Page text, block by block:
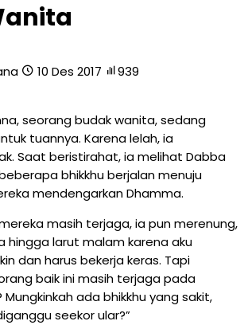
10 Des 2017 939
seorang budak wanita, sedang
tuannya. Karena lelah, ia
Saat beristirahat, ia melihat Dabba
bhikkhu berjalan menuju
mendengarkan Dhamma.
masih terjaga, ia pun merenung,
hingga larut malam karena aku
dan harus bekerja keras. Tapi
baik ini masih terjaga pada
ada bhikkhu yang sakit,
seekor ular?”